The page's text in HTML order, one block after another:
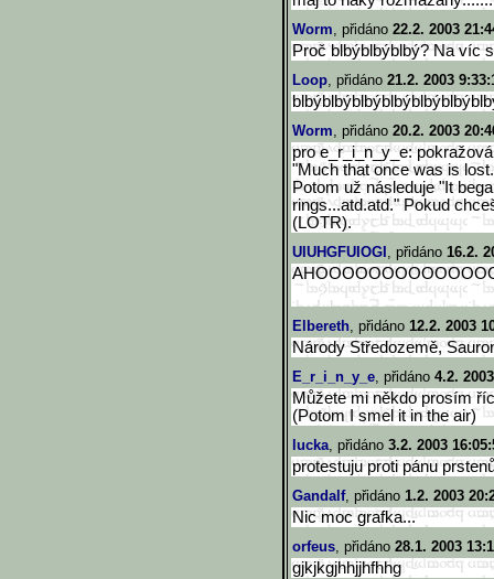
Worm, přidáno 22.2. 2003
Proč blbýblbýblbý? Na víc
Loop, přidáno 21.2. 2003
Worm, přidáno 20.2. 2003
pro e_r_i_n_y_e:
"Much that once was is
Potom už následuje "It
rings...atd.atd." Pokud
(LOTR).
UIUHGFUIOGI , přidáno 16.2.
Elbereth, přidáno 12.2. 2003
Národy Středozemě,
E_r_i_n_y_e, přidáno 4.2.
Můžete mi někdo prosím
(Potom I smel it in the air)
lucka, přidáno 3.2. 2003
protestuju proti pánu
Gandalf, přidáno 1.2. 2003
Nic moc grafka...
orfeus, přidáno 28.1. 2003
gjkjkgjhhjjhfhhg